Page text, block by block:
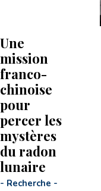
Une
mission
franco-
chinoise
pour
percer les
mystères
du radon
lunaire
- Recherche -